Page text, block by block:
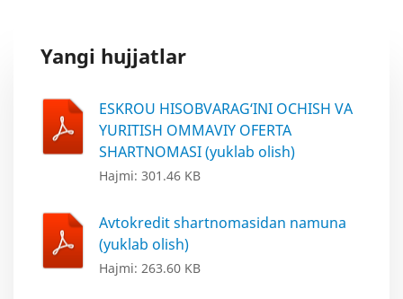
Yangi hujjatlar
ESKROU HISOBVARAG‘INI OCHISH VA
YURITISH OMMAVIY OFERTA
SHARTNOMASI (yuklab olish)
Hajmi: 301.46 KB
Avtokredit shartnomasidan namuna
(yuklab olish)
Hajmi: 263.60 KB